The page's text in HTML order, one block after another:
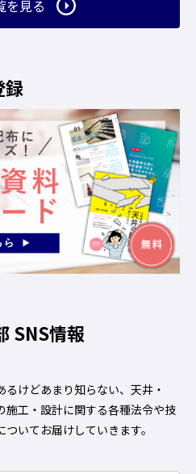
を見る
録
SNS情報
るけどあまり知らない、天井・
施工・設計に関する各種法令や技
ついてお届けしていきます。